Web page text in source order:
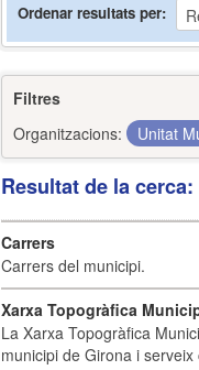
Ordenar resultats per
Filtres
Organitzacions:
Unitat
Resultat de la
Carrers
Carrers del municipi.
Xarxa Topogràfica
La Xarxa Topogràfica
municipi de Girona i